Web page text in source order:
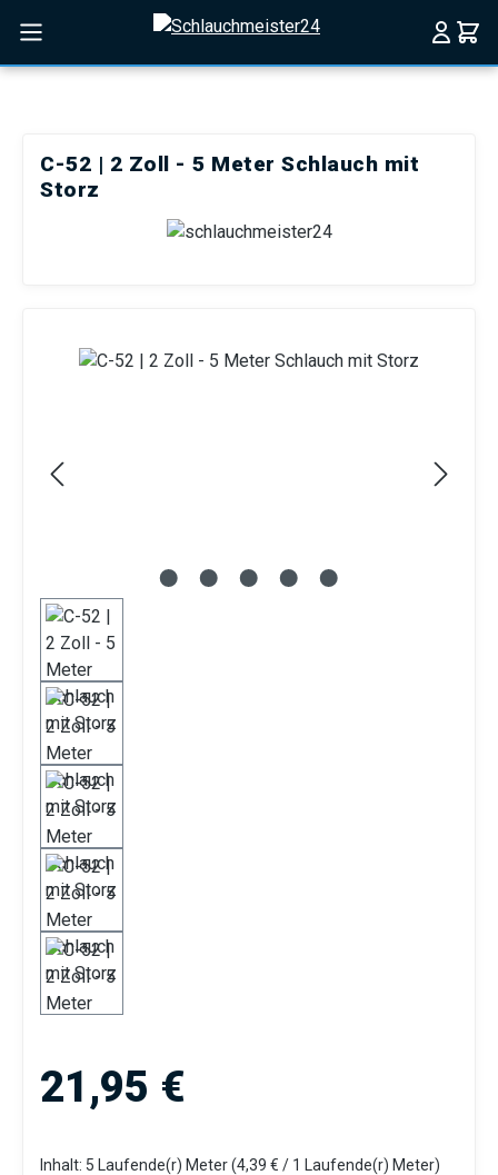
Zum Hauptinhalt springen
C-52 | 2 Zoll - 5 Meter Schlauch mit
Storz
Regulärer Preis:
21,95 €
Inhalt: 5 Laufende(r) Meter(4,39 € / 1 Laufende(r) Meter)